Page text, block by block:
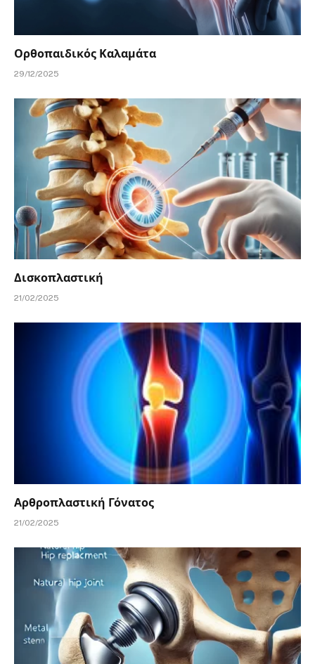
Ορθοπαιδικός Καλαμάτα
29/12/2025
Δισκοπλαστική
21/02/2025
Αρθροπλαστική Γόνατος
21/02/2025